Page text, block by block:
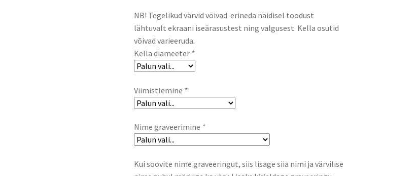
NB! Tegelikud värvid võivad erineda näidisel toodust
lähtuvalt ekraani iseärasustest ning valgusest. Kella osutid
võivad varieeruda.
Kella diameeter *
Viimistlemine *
Nime graveerimine *
Kui soovite nime graveeringut, siis lisage siia nimi ja värvilise